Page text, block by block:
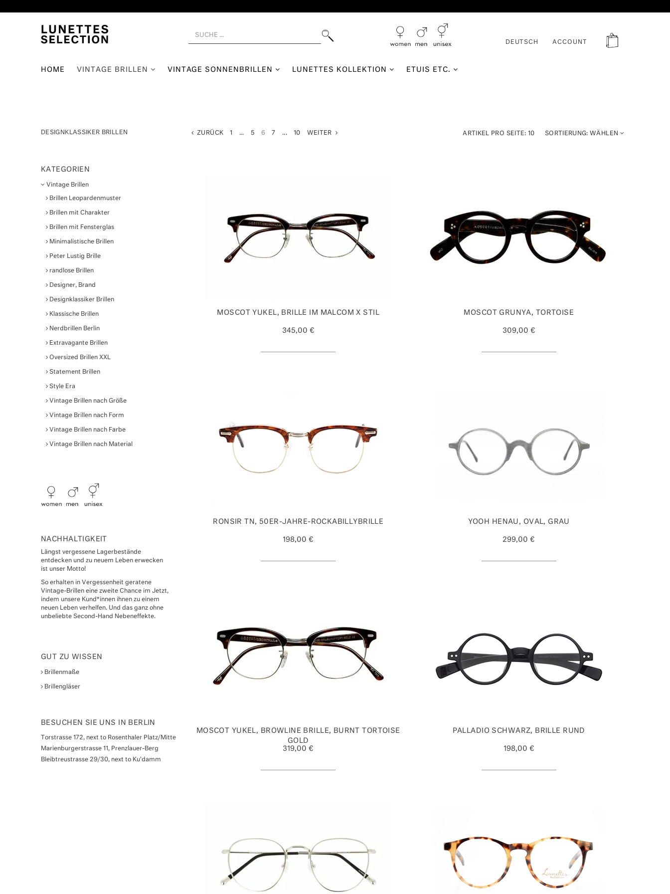
DEUTSCH ACCOUNT
HOME VINTAGE BRILLEN VINTAGE SONNENBRILLEN LUNETTES KOLLEKTION ETUIS ETC.
DESIGNKLASSIKER BRILLEN
KATEGORIEN
Vintage Brillen
Brillen Leopardenmuster
Brillen mit Charakter
Brillen mit Fensterglas
Minimalistische Brillen
Peter Lustig Brille
randlose Brillen
Designer, Brand
Designklassiker Brillen
Klassische Brillen
Nerdbrillen Berlin
Extravagante Brillen
Oversized Brillen XXL
Statement Brillen
Style Era
Vintage Brillen nach Größe
Vintage Brillen nach Form
Vintage Brillen nach Farbe
Vintage Brillen nach Material
NACHHALTIGKEIT
Längst vergessene Lagerbestände
entdecken und zu neuem Leben erwecken
ist unser Motto!
So erhalten in Vergessenheit geratene
Vintage-Brillen eine zweite Chance im Jetzt,
indem unsere Kund*innen ihnen zu einem
neuen Leben verhelfen. Und das ganz ohne
unbeliebte Second-Hand Nebeneffekte.
GUT ZU WISSEN
Brillenmaße
Brillengläser
BESUCHEN SIE UNS IN BERLIN
Torstrasse 172, next to Rosenthaler Platz/Mitte
Marienburgerstrasse 11, Prenzlauer-Berg
Bleibtreustrasse 29/30, next to Ku'damm
ZURÜCK 1 ... 5 6 7 ... 10 WEITER SORTIERUNG: WÄHLEN
ARTIKEL PRO SEITE:10
MOSCOT YUKEL, BRILLE IM MALCOM X STIL
345,00 €
MOSCOT GRUNYA, TORTOISE
309,00 €
RONSIR TN, 50ER-JAHRE-ROCKABILLYBRILLE
198,00 €
YOOH HENAU, OVAL, GRAU
299,00 €
MOSCOT YUKEL, BROWLINE BRILLE, BURNT TORTOISE
GOLD
319,00 €
PALLADIO SCHWARZ, BRILLE RUND
198,00 €